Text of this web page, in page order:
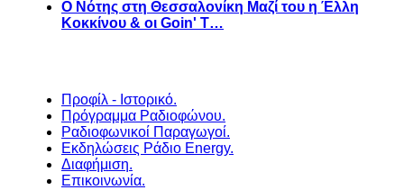
Ο Νότης στη Θεσσαλονίκη Μαζί του η Έλλη
Κοκκίνου & οι Goin' T…
Προφίλ - Ιστορικό.
Πρόγραμμα Ραδιοφώνου.
Ραδιοφωνικοί Παραγωγοί.
Εκδηλώσεις Ράδιο Energy.
Διαφήμιση.
Επικοινωνία.